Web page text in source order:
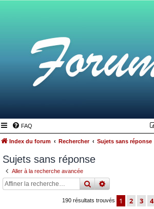
FAQ
Index du forum Rechercher Sujets sans réponse
Sujets sans réponse
Aller à la recherche avancée
rechercher
recherche
190 résultats trouvés 1 2 3 4